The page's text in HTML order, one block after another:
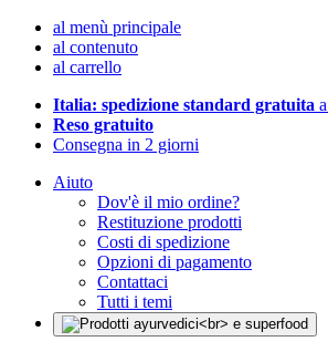
al menù principale
al contenuto
al carrello
Italia: spedizione standard gratuita
Reso gratuito
Consegna in 2 giorni
Aiuto
Dov'è il mio ordine?
Restituzione prodotti
Costi di spedizione
Opzioni di pagamento
Contattaci
Tutti i temi